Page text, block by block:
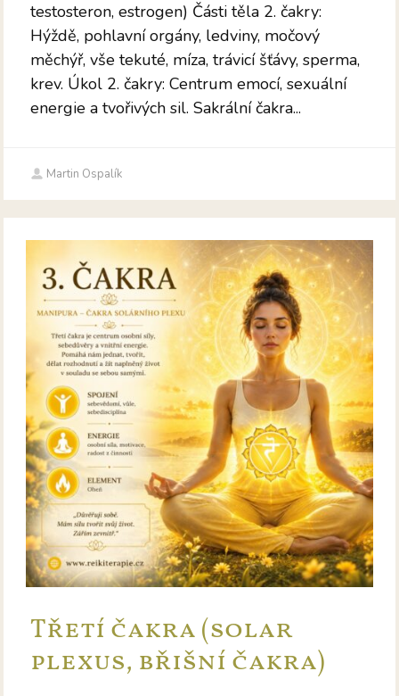
testosteron, estrogen) Části těla 2. čakry:
Hýždě, pohlavní orgány, ledviny, močový
měchýř, vše tekuté, míza, trávicí šťávy, sperma,
krev. Úkol 2. čakry: Centrum emocí, sexuální
energie a tvořivých sil. Sakrální čakra...
Martin Ospalík
Třetí čakra (solar
plexus, břišní čakra)